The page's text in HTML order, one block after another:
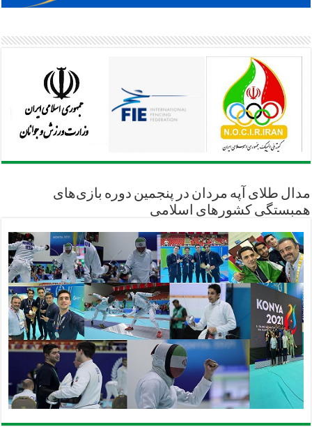
مدال طلای آپه مردان در پنجمین دوره بازی‌های
همبستگی کشورهای اسلامی